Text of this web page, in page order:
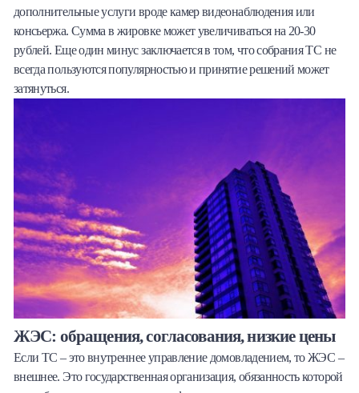
дополнительные услуги вроде камер видеонаблюдения или
консьержа. Сумма в жировке может увеличиваться на 20-30
рублей. Еще один минус заключается в том, что собрания ТС не
всегда пользуются популярностью и принятие решений может
затянуться.
ЖЭС: обращения, согласования, низкие цены
Если ТС – это внутреннее управление домовладением, то ЖЭС –
внешнее. Это государственная организация, обязанность которой